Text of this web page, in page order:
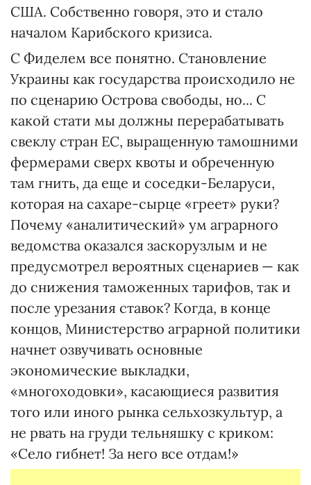
США. Собственно говоря, это и стало
началом Карибского кризиса.
С Фиделем все понятно. Становление
Украины как государства происходило не
по сценарию Острова свободы, но... С
какой стати мы должны перерабатывать
свеклу стран ЕС, выращенную тамошними
фермерами сверх квоты и обреченную
там гнить, да еще и соседки-Беларуси,
которая на сахаре-сырце «греет» руки?
Почему «аналитический» ум аграрного
ведомства оказался заскорузлым и не
предусмотрел вероятных сценариев — как
до снижения таможенных тарифов, так и
после урезания ставок? Когда, в конце
концов, Министерство аграрной политики
начнет озвучивать основные
экономические выкладки,
«многоходовки», касающиеся развития
того или иного рынка сельхозкультур, а
не рвать на груди тельняшку с криком:
«Село гибнет! За него все отдам!»